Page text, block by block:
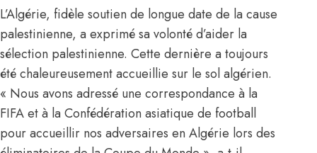
L’Algérie, fidèle soutien de longue date de la cause
palestinienne, a exprimé sa volonté d’aider la
sélection palestinienne. Cette dernière a toujours
été chaleureusement accueillie sur le sol algérien.
« Nous avons adressé une correspondance à la
FIFA et à la Confédération asiatique de football
pour accueillir nos adversaires en Algérie lors des